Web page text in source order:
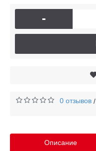
-
0 отзывов /
Описание